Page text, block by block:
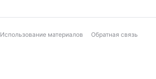
Использование материалов Обратная связь